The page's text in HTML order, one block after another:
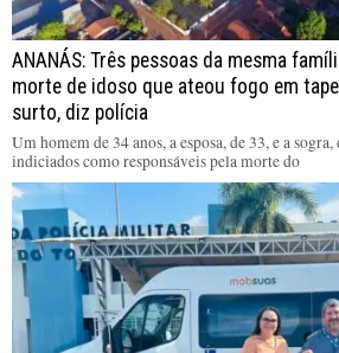
ANANÁS: Três pessoas da mesma
morte de idoso que ateou fogo em
surto, diz polícia
Um homem de 34 anos, a esposa, de 33, e a
indiciados como responsáveis pela morte do